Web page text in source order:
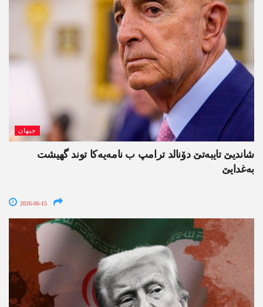
جیھان
شاندیێ تایبەتێ دۆنالد ترامپ ب نامەیەکا توند گھیشت
بەغدایێ
2026-06-15